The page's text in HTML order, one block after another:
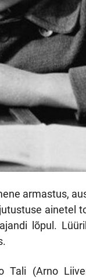
armastus,
ainetel
lõpul.
Tali (Arno